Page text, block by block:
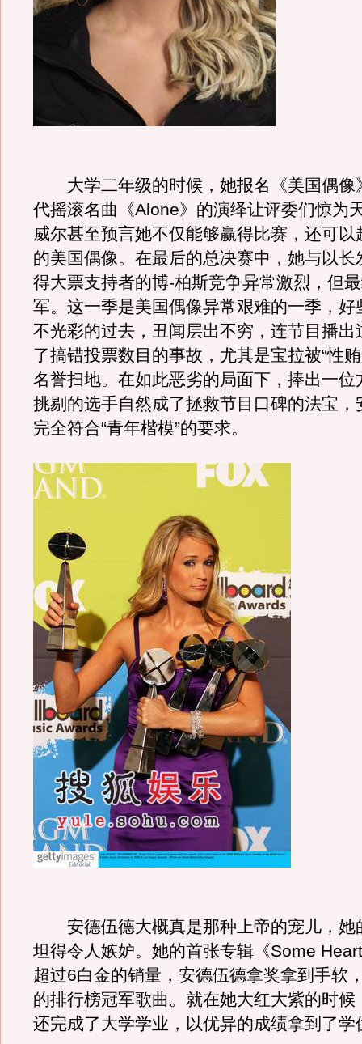
大学二年级的时候，她报名《美国偶像
代摇滚名曲《Alone》的演绎让评委们惊为
威尔甚至预言她不仅能够赢得比赛，还可以
的美国偶像。在最后的总决赛中，她与以长
得大票支持者的博-柏斯竞争异常激烈，但
军。这一季是美国偶像异常艰难的一季，好
不光彩的过去，丑闻层出不穷，连节目播出
了搞错投票数目的事故，尤其是宝拉被“性
名誉扫地。在如此恶劣的局面下，捧出一位
挑剔的选手自然成了拯救节目口碑的法宝，
完全符合“青年楷模”的要求。
安德伍德大概真是那种上帝的宠儿，她
坦得令人嫉妒。她的首张专辑《Some
超过6白金的销量，安德伍德拿奖拿到手软
的排行榜冠军歌曲。就在她大红大紫的时候
还完成了大学学业，以优异的成绩拿到了学